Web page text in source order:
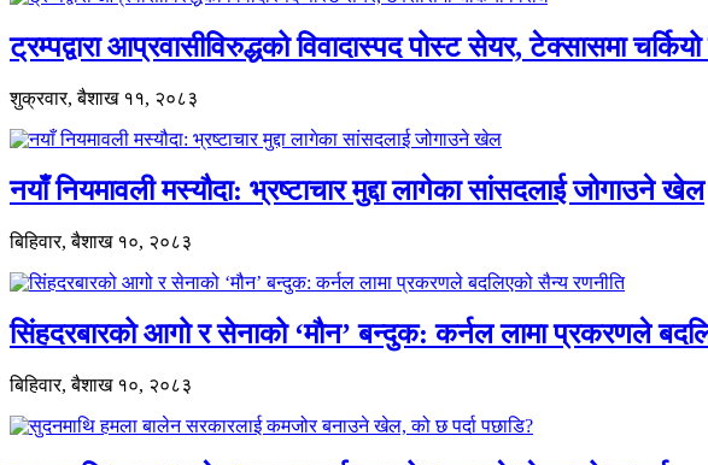
ट्रम्पद्वारा आप्रवासीविरुद्धको विवादास्पद पोस्ट सेयर, टेक्सासमा चर्कियो
शुक्रवार, बैशाख ११, २०८३
नयाँ नियमावली मस्यौदा: भ्रष्टाचार मुद्दा लागेका सांसदलाई जोगाउने खेल
बिहिवार, बैशाख १०, २०८३
सिंहदरबारको आगो र सेनाको ‘मौन’ बन्दुक: कर्नल लामा प्रकरणले
बिहिवार, बैशाख १०, २०८३